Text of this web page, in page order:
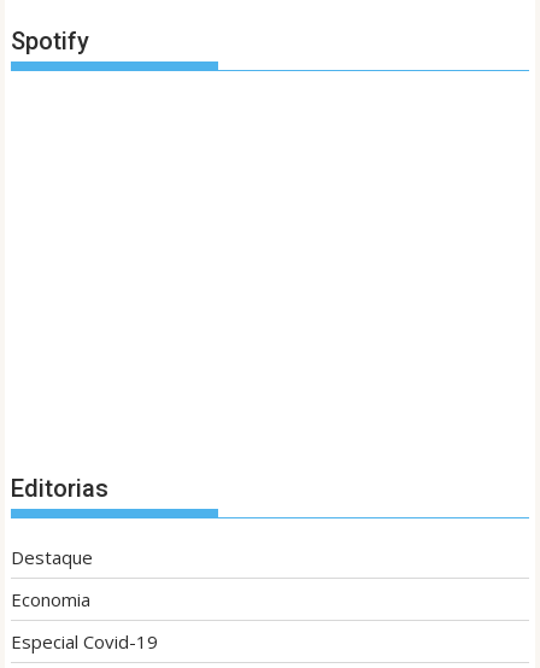
Spotify
Editorias
Destaque
Economia
Especial Covid-19